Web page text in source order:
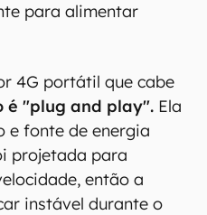
para alimentar
4G portátil que cabe
é "plug and play". Ela
e fonte de energia
projetada para
então a
instável durante o